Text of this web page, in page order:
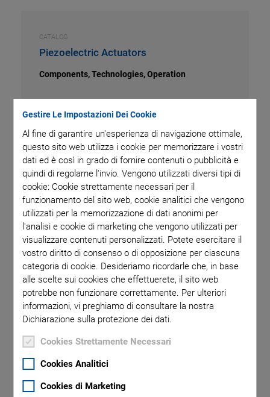
Gestire Le Impostazioni Dei Cookie
Al fine di garantire un'esperienza di navigazione ottimale,
questo sito web utilizza i cookie per memorizzare i vostri
dati ed è così in grado di fornire contenuti o pubblicità e
quindi di regolarne l'invio. Vengono utilizzati diversi tipi di
cookie: Cookie strettamente necessari per il
funzionamento del sito web, cookie analitici che vengono
utilizzati per la memorizzazione di dati anonimi per
l'analisi e cookie di marketing che vengono utilizzati per
visualizzare contenuti personalizzati. Potete esercitare il
vostro diritto di consenso o di opposizione per ciascuna
categoria di cookie. Desideriamo ricordarle che, in base
alle scelte sui cookies che effettuerete, il sito web
potrebbe non funzionare correttamente. Per ulteriori
informazioni, vi preghiamo di consultare la nostra
Dichiarazione sulla protezione dei dati.
Cookies Strettamente Necessari
Cookies Analitici
Cookies di Marketing
CATALOG
Piezoelectric Actuators
Components, Technologies, Operation
VERSIONE / DATA
CAT128
- 17 MB
inglese
DOWNLOAD
CATALOG
PI Piezoelectric Ceramic Products
Fundamentals, Characteristics and Applications
VERSIONE / DATA
pdf-7 MB